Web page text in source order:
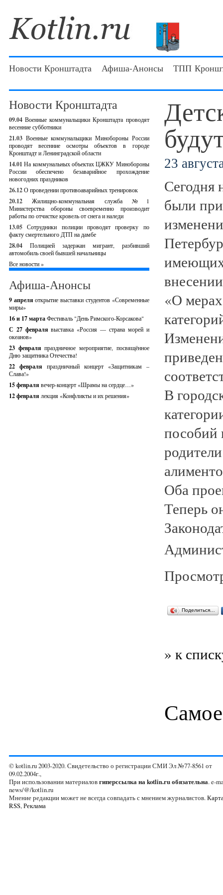
Новости Кронштадта Афиша-Анонсы ТПП
Новости Кронштадта
09.04 Военные коммунальщики Кронштадта проводят
весенние субботники
21.03 Военные коммунальщики Минобороны России
проводят весенние осмотры объектов в городе
Кронштадт и Ленинградской области
14.01 На коммунальных объектах ЦЖКУ Минобороны
России обеспечено безаварийное прохождение
новогодних праздников
26.12О проведении противоаварийных тренировок
20.12
Жилищно-коммунальная служба №1
Министерства обороны своевременно производит
работы по отчистке кровель от снега и наледи
13.05 Сотрудники полиции проводят проверку по
факту смертельного ДТП на дамбе
28.04
Полицией задержан мигрант, разбивший
автомобиль своей бывшей начальницы
Все новости »
Афиша-Анонсы
9 апреляоткрытие выставки студентов «Современные
миры»
16 и 17 мартаФестиваль "День Римского-Корсакова"
С 27 февралявыставка «Россия — страна морей и
океанов»
23 февраляпраздничное мероприятие, посвящённое
Дню защитника Отечества!
22 февраля праздничный концерт «Защитникам –
Слава!»
15 февраля вечер-концерт «Шрамы на сердце…»
12 февраля лекция «Конфликты и их решения»
23
Сегодня
были
имеющих
«О
В
пособий
Оба
Теперь
Поделиться…
» к
© kotlin.ru 2003-2020. Свидетельство о регистрации СМИ Эл №77-8561 от
09.02.2004г.,
При использовании материаловгиперссылка на kotlin.ru обязательна. e-
news/@/kotlin.ru
Мнение редакции может не всегда совпадать с мнением журналистов.
RSS,Реклама